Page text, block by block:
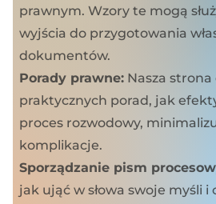
prawnym. Wzory te mogą
wyjścia do przygotowania
dokumentów.
Porady prawne: Nasza
praktycznych porad, jak
proces rozwodowy,
komplikacje.
Sporządzanie pism
jak ująć w słowa swoje myśli i